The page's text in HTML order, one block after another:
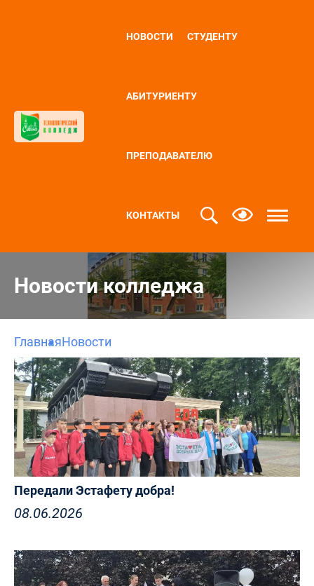
НОВОСТИ СТУДЕНТУ
АБИТУРИЕНТУ
ПРЕПОДАВАТЕЛЮ
КОНТАКТЫ
Новости колледжа
ГлавнаяНовости
Передали Эстафету добра!
08.06.2026